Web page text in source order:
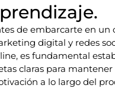
de embarcarte en un
digital y redes
es fundamental
claras para mantener
a lo largo del